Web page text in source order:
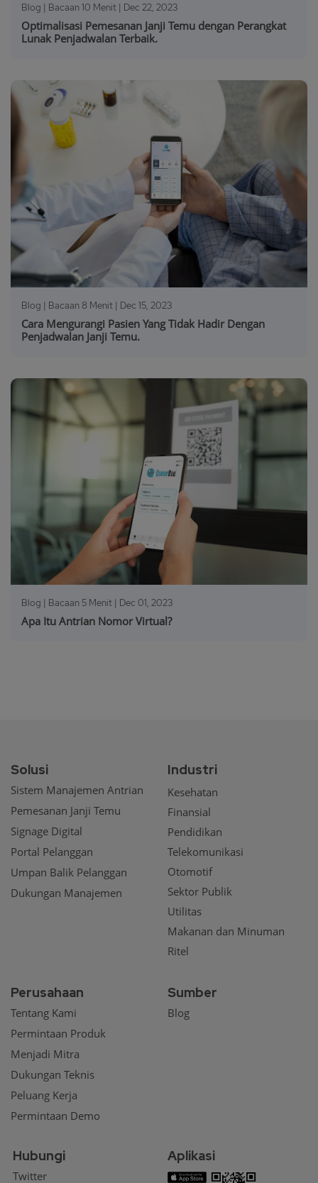
Blog | Bacaan 10 Menit | Dec 22, 2023
Optimalisasi Pemesanan Janji Temu dengan Perangkat
Lunak Penjadwalan Terbaik.
Blog | Bacaan 8 Menit | Dec 15, 2023
Cara Mengurangi Pasien Yang Tidak Hadir Dengan
Penjadwalan Janji Temu.
Blog | Bacaan 5 Menit | Dec 01, 2023
Apa Itu Antrian Nomor Virtual?
Solusi
Sistem Manajemen Antrian
Pemesanan Janji Temu
Signage Digital
Portal Pelanggan
Umpan Balik Pelanggan
Dukungan Manajemen
Industri
Kesehatan
Finansial
Pendidikan
Telekomunikasi
Otomotif
Sektor Publik
Utilitas
Makanan dan Minuman
Ritel
Perusahaan
Tentang Kami
Permintaan Produk
Menjadi Mitra
Dukungan Teknis
Peluang Kerja
Permintaan Demo
Sumber
Blog
Hubungi
Twitter
Aplikasi